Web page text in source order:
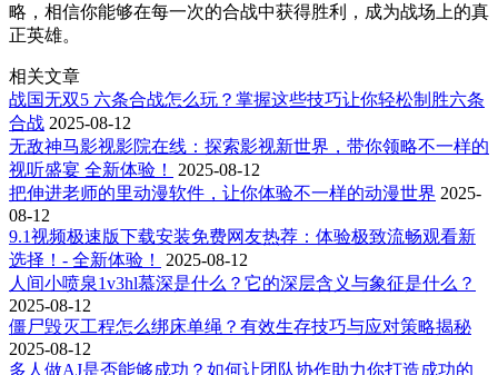
略，相信你能够在每一次的合战中获得胜利，成为战场上的真
正英雄。
相关文章
战国无双5 六条合战怎么玩？掌握这些技巧让你轻松制胜六条
合战 2025-08-12
无敌神马影视影院在线：探索影视新世界，带你领略不一样的
视听盛宴 全新体验！
2025-08-12
把伸进老师的里动漫软件，让你体验不一样的动漫世界 2025-
08-12
9.1视频极速版下载安装免费网友热荐：体验极致流畅观看新
选择！- 全新体验！
2025-08-12
人间小喷泉1v3hl慕深是什么？它的深层含义与象征是什么？
2025-08-12
僵尸毁灭工程怎么绑床单绳？有效生存技巧与应对策略揭秘
2025-08-12
多人做AJ是否能够成功？如何让团队协作助力你打造成功的